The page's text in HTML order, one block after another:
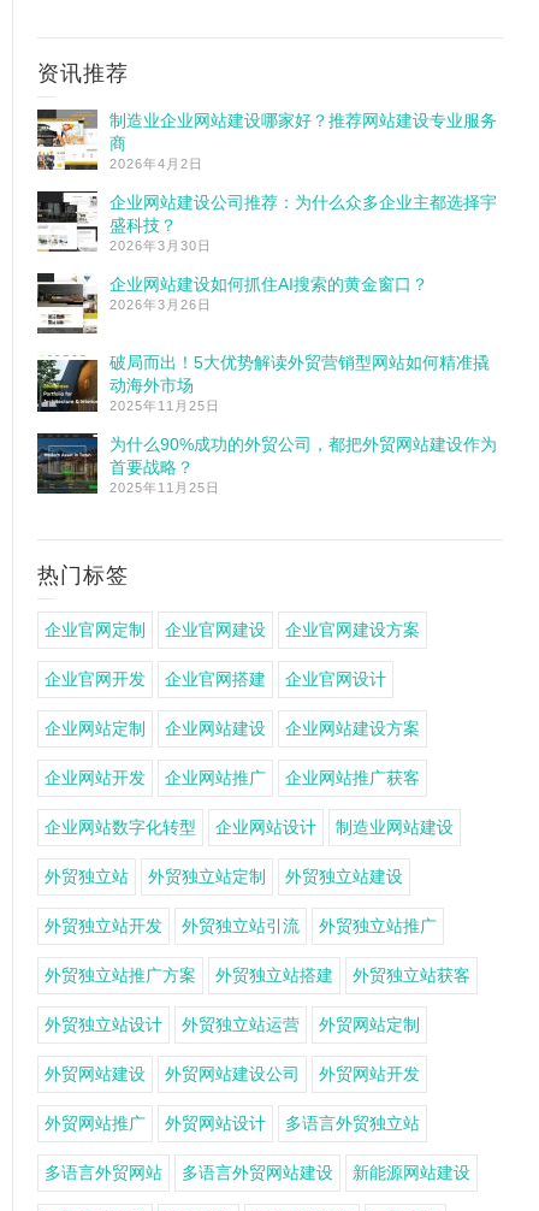
资讯推荐
制造业企业网站建设哪家好？推荐网站建设专业服务
商
2026年4月2日
企业网站建设公司推荐：为什么众多企业主都选择宇
盛科技？
2026年3月30日
企业网站建设如何抓住AI搜索的黄金窗口？
2026年3月26日
破局而出！5大优势解读外贸营销型网站如何精准撬
动海外市场
2025年11月25日
为什么90%成功的外贸公司，都把外贸网站建设作为
首要战略？
2025年11月25日
热门标签
企业官网定制 企业官网建设 企业官网建设方案
企业官网开发 企业官网搭建 企业官网设计
企业网站定制 企业网站建设 企业网站建设方案
企业网站开发 企业网站推广 企业网站推广获客
企业网站数字化转型 企业网站设计 制造业网站建设
外贸独立站 外贸独立站定制 外贸独立站建设
外贸独立站开发 外贸独立站引流 外贸独立站推广
外贸独立站推广方案 外贸独立站搭建 外贸独立站获客
外贸独立站设计 外贸独立站运营 外贸网站定制
外贸网站建设 外贸网站建设公司 外贸网站开发
外贸网站推广 外贸网站设计 多语言外贸独立站
多语言外贸网站 多语言外贸网站建设 新能源网站建设